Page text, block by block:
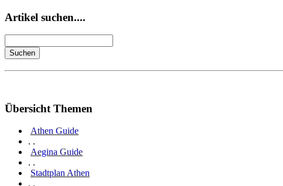
Artikel suchen....
Übersicht Themen
Athen Guide
. .
Aegina Guide
. .
Stadtplan Athen
. .